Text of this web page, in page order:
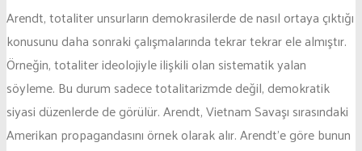
Arendt, totaliter unsurların demokrasilerde de nasıl ortaya çıktığı
konusunu daha sonraki çalışmalarında tekrar tekrar ele almıştır.
Örneğin, totaliter ideolojiyle ilişkili olan sistematik yalan
söyleme. Bu durum sadece totalitarizmde değil, demokratik
siyasi düzenlerde de görülür. Arendt, Vietnam Savaşı sırasındaki
Amerikan propagandasını örnek olarak alır. Arendt’e göre bunun